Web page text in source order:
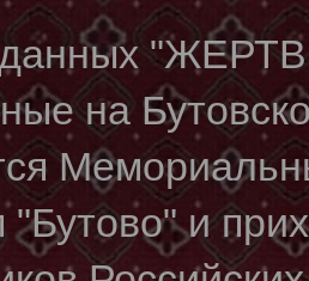
данных
на
"Бутово" и